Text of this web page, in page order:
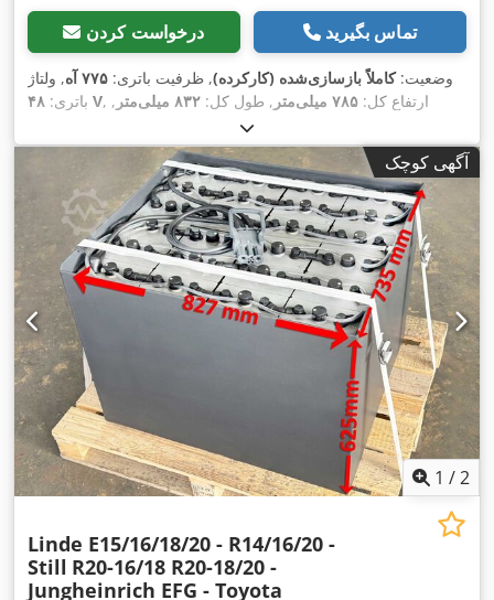
درخواست کردن تماس بگیرید
وضعیت:کاملاً بازسازی‌شده (کارکرده), ظرفیت باتری: ۷۷۵ آه
, ولتاژ
باتری: ۴۸ V , ارتفاع کل: ۷۸۵ میلی‌متر , طول کل: ۸۳۲ میلی‌متر
,
آگهی کوچک
1 /2
Linde E15/16/18/20 - R14/16/20 -
Still R20-16/18 R20-18/20 -
Jungheinrich EFG - Toyota